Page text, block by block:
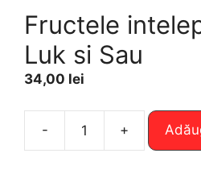
Fructele
Luk si Sau
34,00 lei
- +